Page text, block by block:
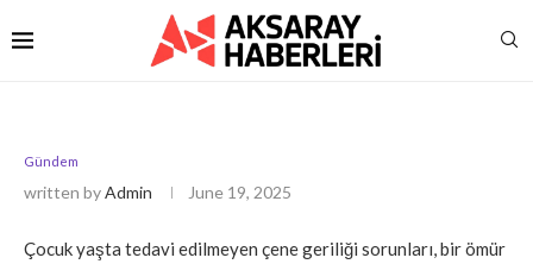
Gündem
written byAdmin June 19, 2025
Çocuk yaşta tedavi edilmeyen çene geriliği sorunları, bir ömür